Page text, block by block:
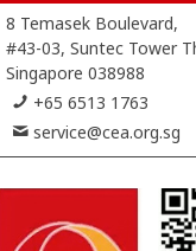
8 Temasek Boulevard,
#43-03, Suntec Tower
Singapore 038988
+65 6513 1763
service@cea.org.sg